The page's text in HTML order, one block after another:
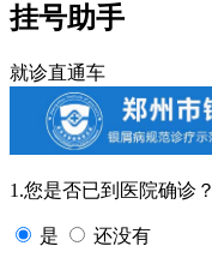
挂号助手
就诊直通车
1.您是否已到医院确诊？
是 还没有